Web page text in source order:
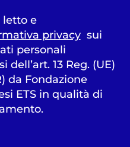
letto e
privacysui
personali
dell’art. 13 Reg. (UE)
da Fondazione
ETS in qualità di